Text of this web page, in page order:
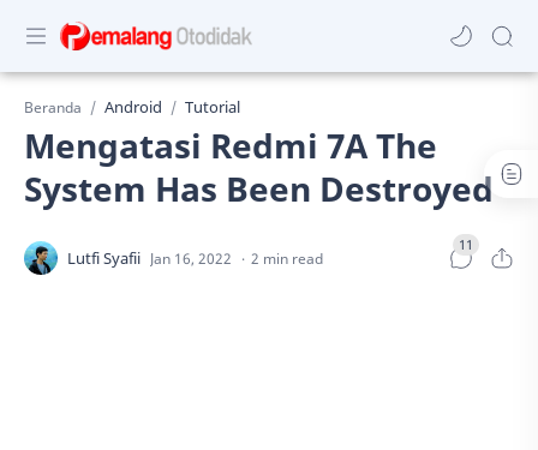
Beranda Android Tutorial
Mengatasi Redmi 7A The
System Has Been Destroyed
2 min read